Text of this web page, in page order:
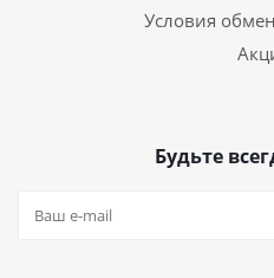
Условия
Будьте